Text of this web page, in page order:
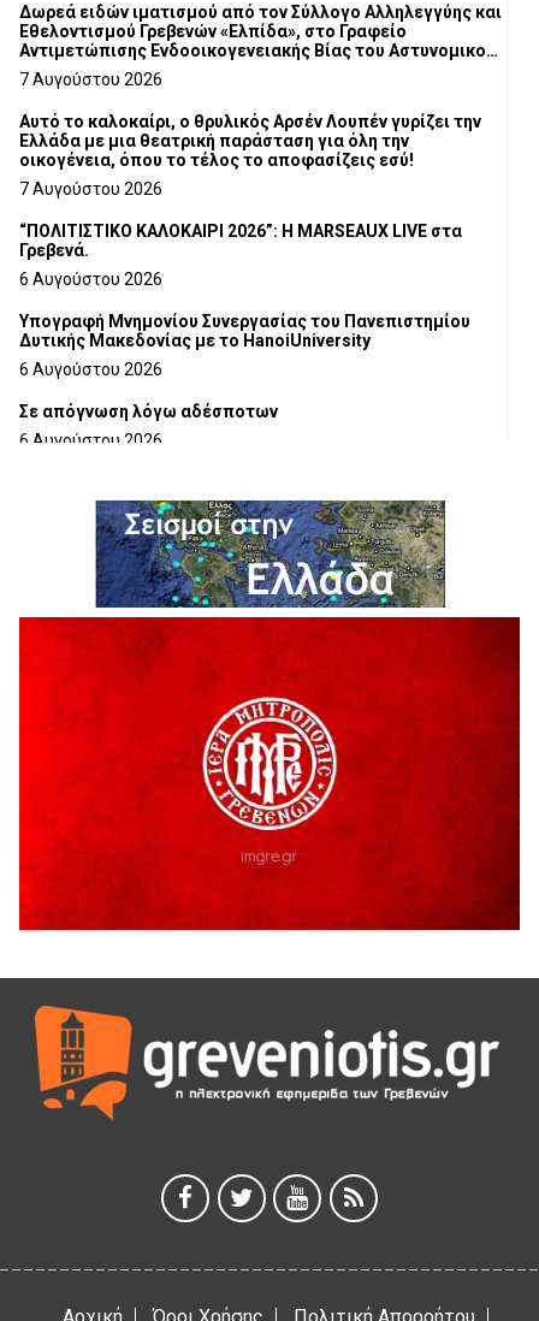
Δωρεά ειδών ιματισμού από τον Σύλλογο Αλληλεγγύης και
Εθελοντισμού Γρεβενών «Ελπίδα», στο Γραφείο
Αντιμετώπισης Ενδοοικογενειακής Βίας του Αστυνομικού
Τμήματος Γρεβενών
7 Αυγούστου 2026
Αυτό το καλοκαίρι, ο θρυλικός Αρσέν Λουπέν γυρίζει την
Ελλάδα με μια θεατρική παράσταση για όλη την
οικογένεια, όπου το τέλος το αποφασίζεις εσύ!
7 Αυγούστου 2026
“ΠΟΛΙΤΙΣΤΙΚΟ ΚΑΛΟΚΑΙΡΙ 2026”: Η MARSEAUX LIVE στα
Γρεβενά.
6 Αυγούστου 2026
Υπογραφή Μνημονίου Συνεργασίας του Πανεπιστημίου
Δυτικής Μακεδονίας με το HanoiUniversity
6 Αυγούστου 2026
Σε απόγνωση λόγω αδέσποτων
6 Αυγούστου 2026
6 Αυγούστου 2026
Ολοκληρώνεται η ασφαλτόστρωση της οδού Περιβόλι –
6 Αυγούστου 2026
H παραδοχή λαθών είναι (και) δύναμη
5 Αυγούστου 2026
Ο ΑΝΔΡΕΑΣ ΑΣΛΑΝΙΔΗΣ ΣΥΝΕΧΙΖΕΙ ΣΤΟΝ ΠΡΩΤΕΑ
ΓΡΕΒΕΝΩΝ
5 Αυγούστου 2026
Ευχαριστήριο Εκπολιτιστικού Συλλόγου Ταξιάρχη προς κ.
Παρασχάκη Αθανάσιο
5 Αυγούστου 2026
Διακοπή υδροδότησης του Α΄ κλάδου ύδρευσης
5 Αυγούστου 2026
Θερινό Σινεμά στο πλαίσιο του «Πολιτιστικού
Καλοκαιριού 2026» με την βραβευμένη ταινία «Μικρές
Ανάσες».
5 Αυγούστου 2026
5 Αυγούστου 2026